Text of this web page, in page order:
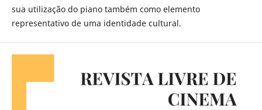
sua utilização do piano também como elemento
representativo de uma identidade cultural.